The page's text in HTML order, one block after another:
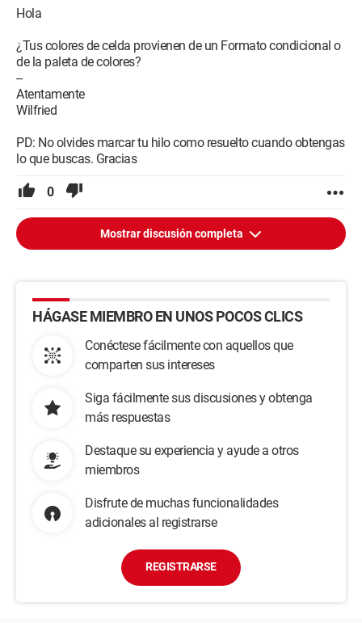
Hola
¿Tus colores de celda provienen de un Formato condicional o
de la paleta de colores?
--
Atentamente
Wilfried
PD: No olvides marcar tu hilo como resuelto cuando obtengas
lo que buscas. Gracias
0
Mostrar discusión completa
HÁGASE MIEMBRO EN UNOS POCOS CLICS
Conéctese fácilmente con aquellos que
comparten sus intereses
Siga fácilmente sus discusiones y obtenga
más respuestas
Destaque su experiencia y ayude a otros
miembros
Disfrute de muchas funcionalidades
adicionales al registrarse
REGISTRARSE